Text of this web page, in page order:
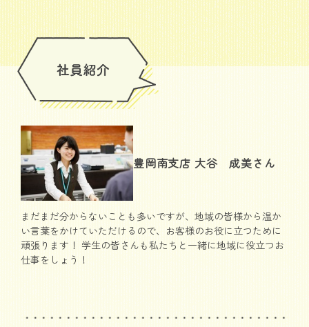
豊岡南支店 大谷 成美さん
まだまだ分からないことも多いですが、地域の皆様から温か
い言葉をかけていただけるので、お客様のお役に立つために
頑張ります！ 学生の皆さんも私たちと一緒に地域に役立つお
仕事をしょう！